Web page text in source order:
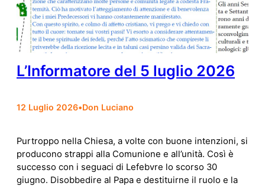
L’Informatore del 5 luglio 2026
12 Luglio 2026•Don Luciano
Purtroppo nella Chiesa, a volte con buone intenzioni, si
producono strappi alla Comunione e all’unità. Così è
successo con i seguaci di Lefebvre lo scorso 30
giugno. Disobbedire al Papa e destituirne il ruolo e la